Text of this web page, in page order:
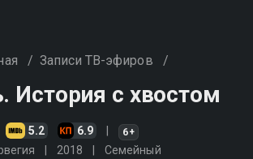
/ Записи ТВ-эфиров /
История с хвостом
5.2 6.9 6+
2018 Cемейный